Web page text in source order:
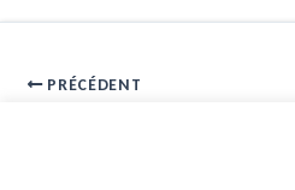
PRÉCÉDENT